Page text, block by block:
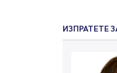
ИЗПРАТЕТЕ